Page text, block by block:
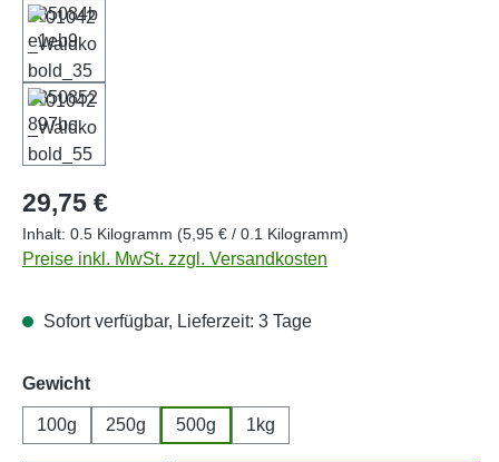
Regulärer Preis:
29,75 €
Inhalt: 0.5 Kilogramm (5,95 € / 0.1 Kilogramm)
Preise inkl. MwSt. zzgl. Versandkosten
Sofort verfügbar, Lieferzeit: 3 Tage
Gewichtauswählen
100g 250g 500g 1kg